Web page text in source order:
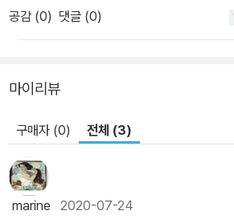
이 어린 시절 정적을 피해 도망 다닌 몸서리치
헌신적으로 왕을 보필했는지, 사치스럽고
화화된 마리 앙투아네트의 이미지가 어떻게
말을 타고 전장을 누빈 영웅의 표상인 나폴
과 커피 값까지 신경 쓴 평범한 한 남자에 지
리가 잘 알지 못했던 역사 속 인물들의 내면
돌이에 휘말린 그들의 일상이 때로는 안타까
함으로 다가온다. 21세기의 라이프 스타일은 19세기인들의 발명품
공감 (0) 댓글 (0)
마이리뷰
구매자 (0) 전체 (3)
marine 2020-07-24